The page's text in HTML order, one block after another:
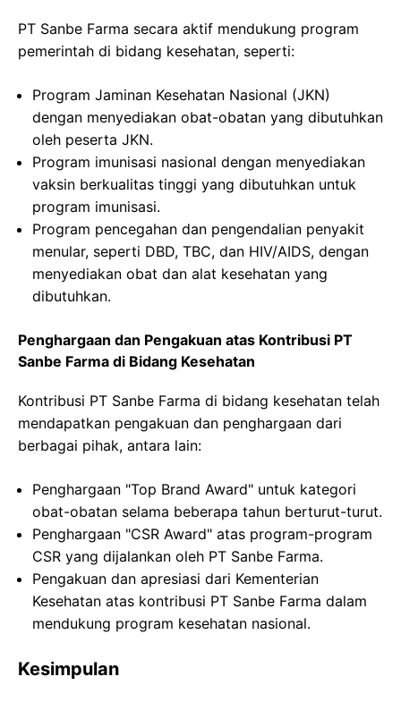
PT Sanbe Farma secara aktif mendukung program
pemerintah di bidang kesehatan, seperti:
Program Jaminan Kesehatan Nasional (JKN)
dengan menyediakan obat-obatan yang dibutuhkan
oleh peserta JKN.
Program imunisasi nasional dengan menyediakan
vaksin berkualitas tinggi yang dibutuhkan untuk
program imunisasi.
Program pencegahan dan pengendalian penyakit
menular, seperti DBD, TBC, dan HIV/AIDS, dengan
menyediakan obat dan alat kesehatan yang
dibutuhkan.
Penghargaan dan Pengakuan atas Kontribusi PT
Sanbe Farma di Bidang Kesehatan
Kontribusi PT Sanbe Farma di bidang kesehatan telah
mendapatkan pengakuan dan penghargaan dari
berbagai pihak, antara lain:
Penghargaan "Top Brand Award" untuk kategori
obat-obatan selama beberapa tahun berturut-turut.
Penghargaan "CSR Award" atas program-program
CSR yang dijalankan oleh PT Sanbe Farma.
Pengakuan dan apresiasi dari Kementerian
Kesehatan atas kontribusi PT Sanbe Farma dalam
mendukung program kesehatan nasional.
Kesimpulan